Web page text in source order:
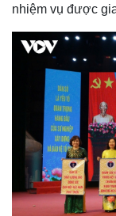
nhiệm vụ được